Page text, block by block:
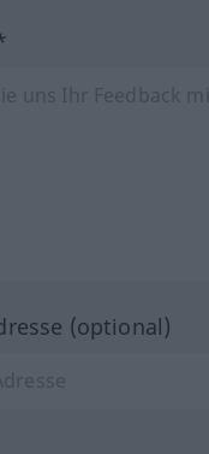
(optional)